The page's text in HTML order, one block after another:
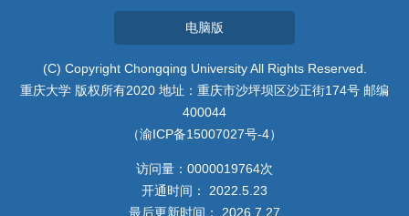
电脑版
(C) Copyright Chongqing University All Rights Reserved.
重庆大学 版权所有2020 地址：重庆市沙坪坝区沙正街174号 邮编
400044
（渝ICP备15007027号-4）
访问量： 0000019764次
开通时间： 2022 5 23
最后更新时间： 2026 7 27